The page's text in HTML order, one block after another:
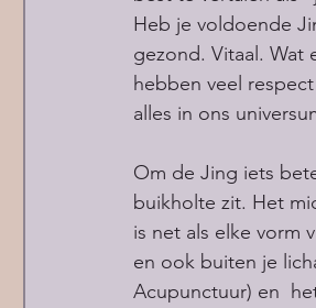
Heb je voldoende
gezond. Vitaal. Wat
hebben veel
alles in ons
Om de Jing iets
buikholte zit. Het
is net als elke vorm
en ook buiten je
Acupunctuur) en